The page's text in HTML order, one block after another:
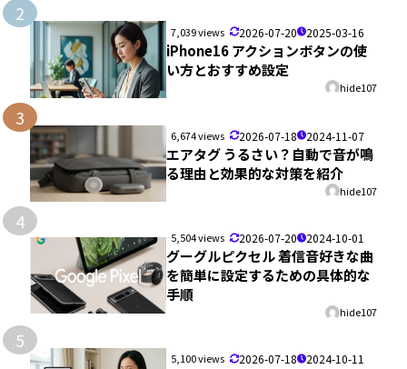
2
7,039 views 2026-07-20 2025-03-16
iPhone16 アクションボタンの使
い方とおすすめ設定
hide107
3
6,674 views 2026-07-18 2024-11-07
エアタグ うるさい？自動で音が鳴
る理由と効果的な対策を紹介
hide107
4
5,504 views 2026-07-20 2024-10-01
グーグルピクセル 着信音好きな曲
を簡単に設定するための具体的な
手順
hide107
5
5,100 views 2026-07-18 2024-10-11